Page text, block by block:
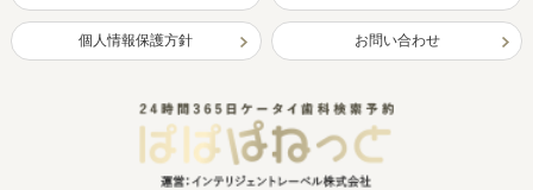
個人情報保護方針 お問い合わせ